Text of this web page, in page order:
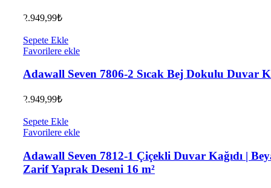
2.949,99₺
Sepete Ekle
Favorilere ekle
Adawall Seven 7806-2 Sıcak Bej Dokulu Duvar
2.949,99₺
Sepete Ekle
Favorilere ekle
Adawall Seven 7812-1 Çiçekli Duvar Kağıdı |
Zarif Yaprak Deseni 16 m²